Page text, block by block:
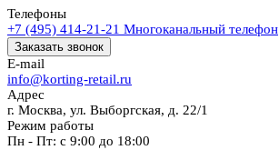
Телефоны
+7 (495) 414-21-21 Многоканальный телефон
Заказать звонок
E-mail
info@korting-retail.ru
Адрес
г. Москва, ул. Выборгская, д. 22/1
Режим работы
Пн - Пт: с 9:00 до 18:00